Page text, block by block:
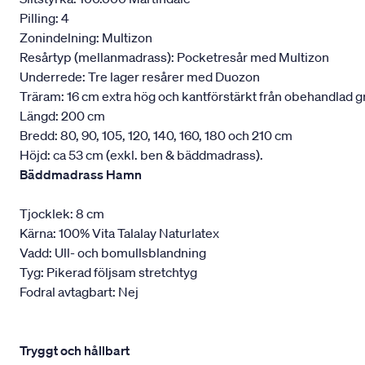
Pilling: 4
Zonindelning: Multizon
Resårtyp (mellanmadrass): Pocketresår med Multizon
Underrede: Tre lager resårer med Duozon
Träram: 16 cm extra hög och kantförstärkt från obehandlad
Längd: 200 cm
Bredd: 80, 90, 105, 120, 140, 160, 180 och 210 cm
Höjd: ca 53 cm (exkl. ben & bäddmadrass).
Bäddmadrass Hamn
Tjocklek: 8 cm
Kärna: 100% Vita Talalay Naturlatex
Vadd: Ull- och bomullsblandning
Tyg: Pikerad följsam stretchtyg
Fodral avtagbart: Nej
Tryggt och hållbart